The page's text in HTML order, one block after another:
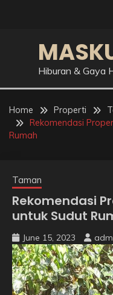
Hiburan & Gaya
Home Properti
Rekomendasi
Rumah
Taman
Rekomendasi
untuk Sudut
June 15, 2023